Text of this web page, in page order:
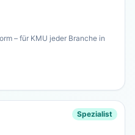
– für KMU jeder Branche in
Spezialist